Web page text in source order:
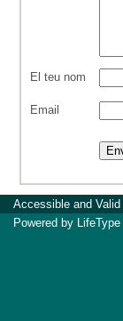
El teu nom
Email
Accessible and Valid
Powered by LifeType